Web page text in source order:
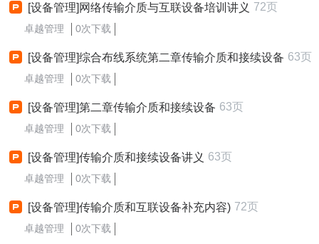
[设备管理]网络传输介质与互联设备培训讲义 72页
卓越管理 0次下载
[设备管理]综合布线系统第二章传输介质和接续设备 63页
卓越管理 0次下载
[设备管理]第二章传输介质和接续设备 63页
卓越管理 0次下载
[设备管理]传输介质和接续设备讲义 63页
卓越管理 0次下载
[设备管理]传输介质和互联设备补充内容) 72页
卓越管理 0次下载